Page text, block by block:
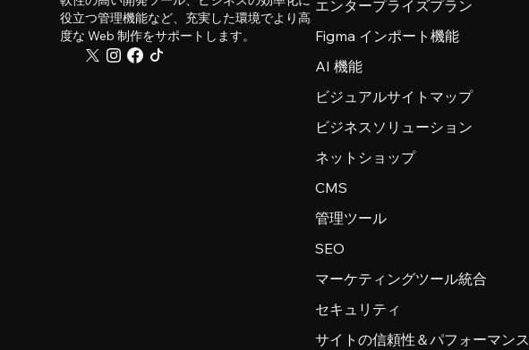
役立つ管理機能など、充実した環境でより高
度な Web 制作をサポートします。
エンタープライズプラン
Figma インポート機能
AI 機能
ビジュアルサイトマップ
ビジネスソリューション
ネットショップ
CMS
管理ツール
SEO
マーケティングツール統合
セキュリティ
サイトの信頼性＆パフォーマンス